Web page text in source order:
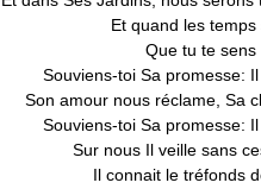
Et quand les
Que tu te sens
Souviens-toi Sa promesse:
Son amour nous réclame, Sa
Souviens-toi Sa promesse:
Sur nous Il veille sans
Il connait le tréfonds